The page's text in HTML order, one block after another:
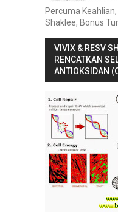
Percuma
Shaklee, Bonus
VIVIX & RESV
RENCATKAN
ANTIOKSIDAN